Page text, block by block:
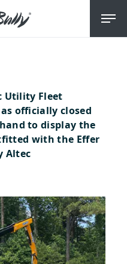
Utility Fleet
officially closed
to display the
with the Effer
Altec